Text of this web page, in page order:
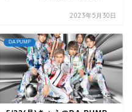
2023年5月30日
DA PUMP